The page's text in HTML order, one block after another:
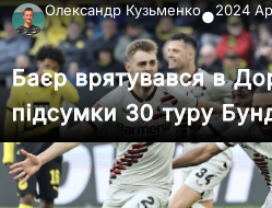
Олександр Кузьменко●2024
Баєр врятувався в
підсумки 30 туру